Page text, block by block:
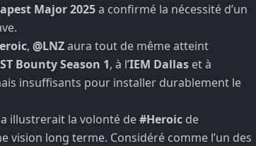
Major 2025a confirmé la nécessité d’un
, @LNZaura tout de même atteint
Bounty Season 1, à l’IEM Dallas et à
insuffisants pour installer durablement le
illustrerait la volonté de#Heroic de
vision long terme. Considéré comme l’un des